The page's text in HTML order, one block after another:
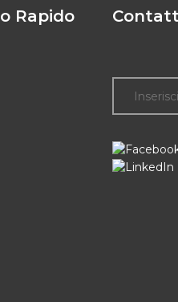
Rapido